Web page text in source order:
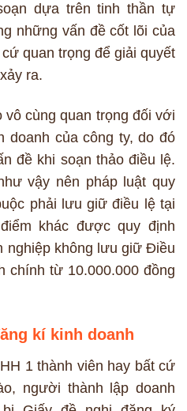
dựa trên tinh thần tự
những vấn đề cốt lõi của
quan trọng để giải quyết
ra.
cùng quan trọng đối với
doanh của công ty, do đó
đề khi soạn thảo điều lệ.
vậy nên pháp luật quy
phải lưu giữ điều lệ tại
khác được quy định
nghiệp không lưu giữ Điều
chính từ 10.000.000 đồng
kí kinh doanh
1 thành viên hay bất cứ
người thành lập doanh